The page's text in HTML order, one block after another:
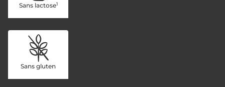
Sans lactose1
Sans gluten